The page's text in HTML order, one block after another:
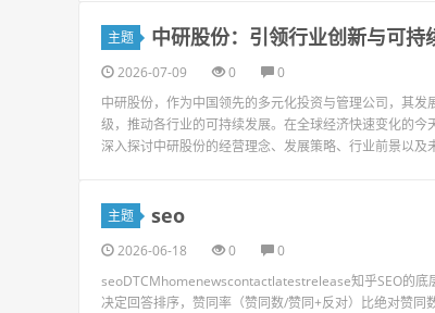
主题 中研股份：引领行业创新与可持
2026-07-09 0
0
中研股份，作为中国领先的多元化投资与管理公司，其
级，推动各行业的可持续发展。在全球经济快速变化的
深入探讨中研股份的经营理念、发展策略、行业前景以
主题 seo
2026-06-18 0
0
seoDTCMhomenewscontactlatestrelease知乎SEO的底
决定回答排序，赞同率（赞同数/赞同+反对）比绝对赞